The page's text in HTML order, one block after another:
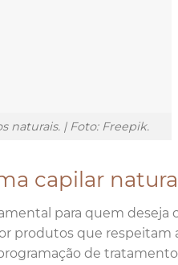
naturais. | Foto: Freepik.
capilar natural
para quem deseja
produtos que respeitam
de